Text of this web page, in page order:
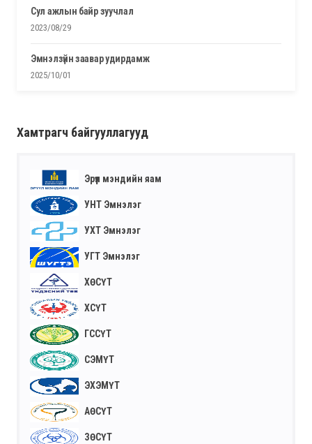
сул ажлын байр зуучлал
2023/08/29
эмнэлзүйн заавар удирдамж
2025/10/01
Хамтрагч байгууллагууд
Эрүүл мэндийн яам
УНТ Эмнэлэг
УХТ Эмнэлэг
УГТ Эмнэлэг
ХӨСҮТ
ХСҮТ
ГССҮТ
СЭМҮТ
ЭХЭМҮТ
АӨСҮТ
ЗӨСҮТ